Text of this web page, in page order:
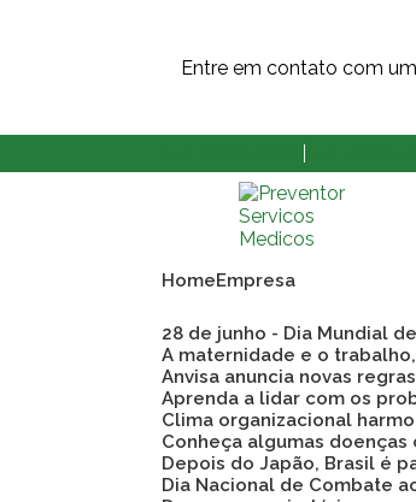
Entre em contato com
Home
Empresa
28 de junho - Dia Mundial
A maternidade e o
Anvisa anuncia novas
Aprenda a lidar com os
Clima organizacional
Conheça algumas
Depois do Japão, Brasil é
Dia Nacional de Combate